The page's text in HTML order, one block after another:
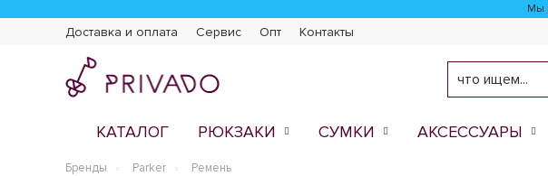
Мы
Доставка и оплата Сервис Опт Контакты
КАТАЛОГ РЮКЗАКИ СУМКИ АКСЕССУАРЫ
Бренды Parker Ремень